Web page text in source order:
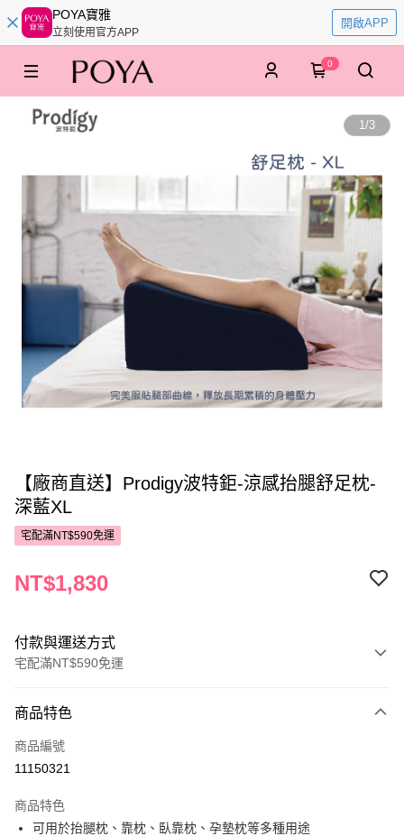
POYA寶雅
立刻使用官方APP
開啟APP
0
1/3
【廠商直送】Prodigy波特鉅-涼感抬腿舒足枕-
深藍XL
宅配滿NT$590免運
NT$1,830
付款與運送方式
宅配滿NT$590免運
POYA支付
信用卡一次付款
Apple Pay
商品特色
商品編號
11150321
商品特色
可用於抬腿枕、靠枕、臥靠枕、孕墊枕等多種用途